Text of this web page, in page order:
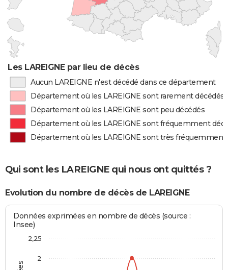
Les LAREIGNE par lieu de décès
Aucun LAREIGNE n'est décédé dans ce département
Département où les LAREIGNE sont rarement décédés
Département où les LAREIGNE sont peu décédés
Département où les LAREIGNE sont fréquemment
Département où les LAREIGNE sont très fréquemment
Qui sont les LAREIGNE qui nous ont quittés ?
Evolution du nombre de décès de LAREIGNE
Données exprimées en nombre de décès (source :
Insee)
2
2,25